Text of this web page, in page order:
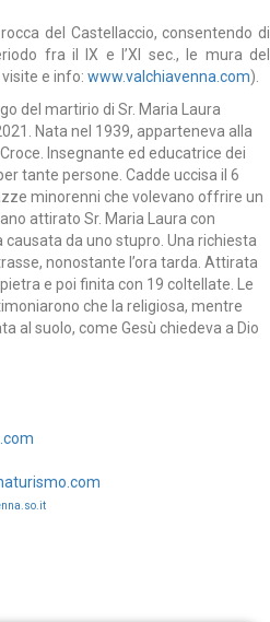
del Castellaccio, consentendo di
fra il IX e l’XI sec., le mura del
e info: www.valchiavenna.com).
del martirio di Sr. Maria Laura
Nata nel 1939, apparteneva alla
Insegnante ed educatrice dei
tante persone. Cadde uccisa il 6
minorenni che volevano offrire un
attirato Sr. Maria Laura con
causata da uno stupro. Una richiesta
nonostante l’ora tarda. Attirata
e poi finita con 19 coltellate. Le
che la religiosa, mentre
al suolo, come Gesù chiedeva a Dio